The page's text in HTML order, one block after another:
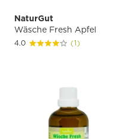
NaturGut
Wäsche Fresh Apfel
4.0 (1)